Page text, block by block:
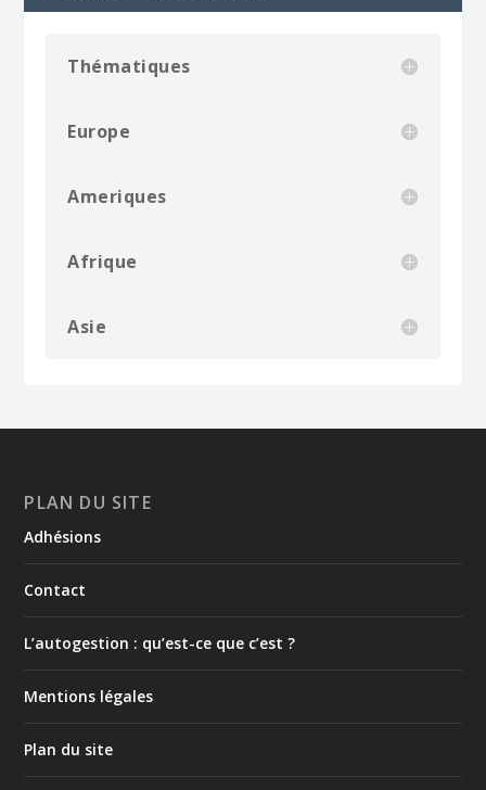
Thématiques
Europe
Ameriques
Afrique
Asie
PLAN DU SITE
Adhésions
Contact
L’autogestion : qu’est-ce que c’est ?
Mentions légales
Plan du site